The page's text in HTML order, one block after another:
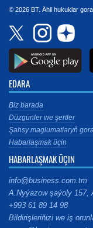
© 2026 BT. Ähli hukuklar
EDARA
Biz barada
Düzgünler we şertler
Şahsy maglumatlaryň
Habarlaşmak üçin
HABARLAŞMAK ÜÇIN
info@business.com.tm
A.Nyýazow şaýoly 157,
+993 61 89 14 98
Bildirişleriňizi we iş